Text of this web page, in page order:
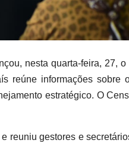
nesta quarta-feira, 27,
reúne informações
estratégico. O
reuniu gestores e